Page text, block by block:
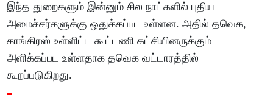
இந்த துறைகளும் இன்னும் சில நாட்களில் புதிய
அமைச்சர்களுக்கு ஒதுக்கப்பட உள்ளன. அதில் தவெக,
காங்கிரஸ் உள்ளிட்ட கூட்டணி கட்சியினருக்கும்
அளிக்கப்பட உள்ளதாக தவெக வட்டாரத்தில்
கூறப்படுகிறது.